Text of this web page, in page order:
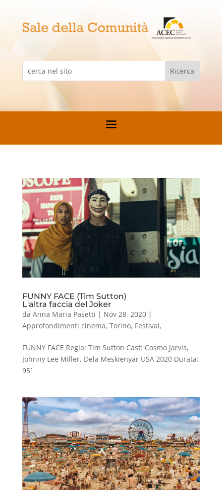
FUNNY FACE (Tim Sutton)
L'altra faccia del Joker
da Anna Maria Pasetti | Nov 28, 2020|
Approfondimenti cinema, Torino, Festival,
FUNNY FACE Regia: Tim Sutton Cast: Cosmo Jarvis,
Johnny Lee Miller, Dela Meskienyar USA 2020 Durata:
95′